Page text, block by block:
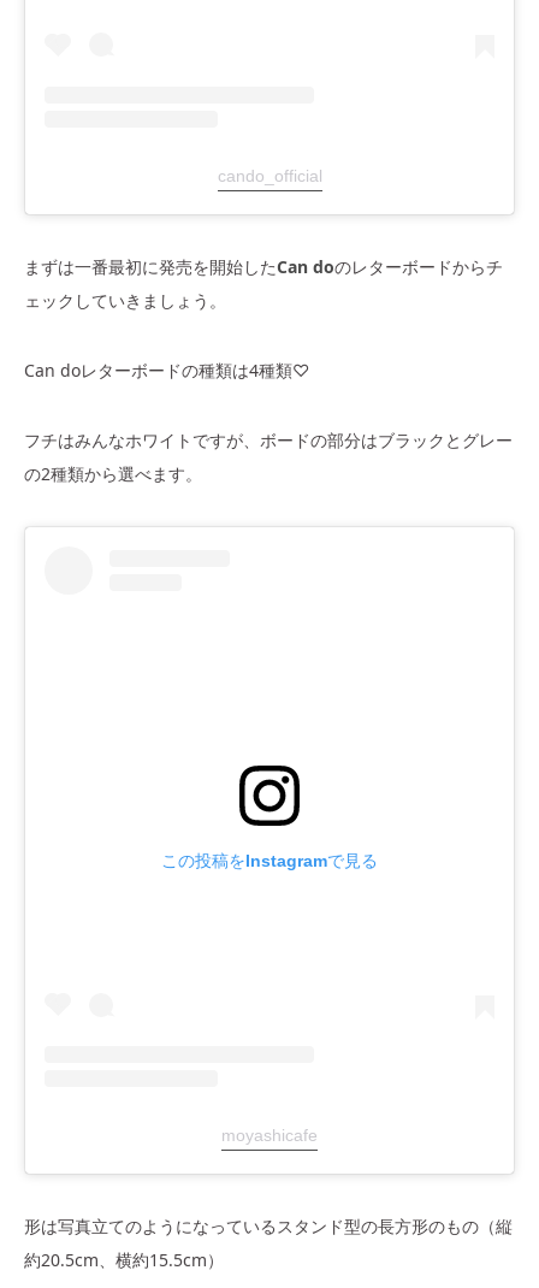
cando_official
まずは一番最初に発売を開始したCan doのレターボードからチ
ェックしていきましょう。
Can doレターボードの種類は4種類♡
フチはみんなホワイトですが、ボードの部分はブラックとグレー
の2種類から選べます。
この投稿をInstagramで見る
moyashicafe
形は写真立てのようになっているスタンド型の長方形のもの（縦
約20.5cm、横約15.5cm）